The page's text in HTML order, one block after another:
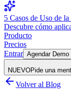
5 Casos de Uso de
Descubre cómo
Producto
Precios
Entrar Agendar Demo
NUEVOPide una
Volver al Blog